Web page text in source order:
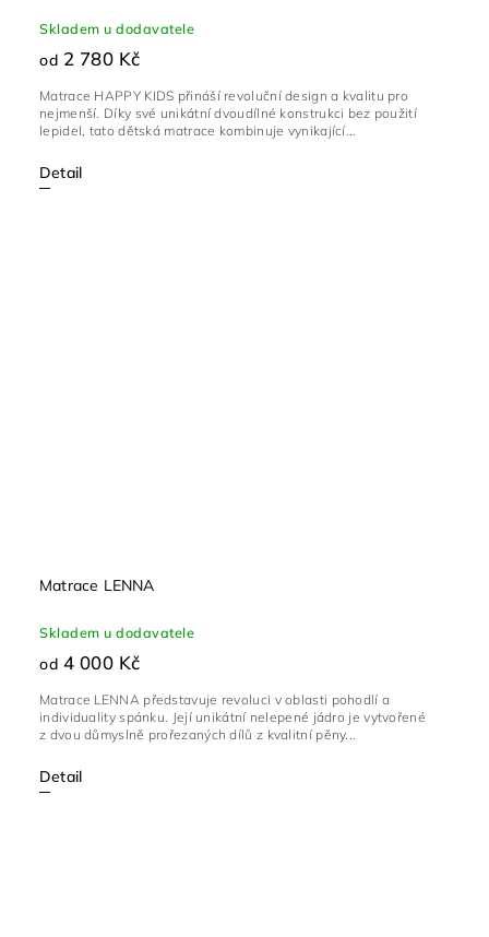
Skladem u dodavatele
od 2 780 Kč
Detail
Matrace HAPPY KIDS přináší revoluční design a kvalitu pro
nejmenší. Díky své unikátní dvoudílné konstrukci bez použití
lepidel, tato dětská matrace kombinuje vynikající...
Matrace LENNA
Skladem u dodavatele
od 4 000 Kč
Detail
Matrace LENNA představuje revoluci v oblasti pohodlí a
individuality spánku. Její unikátní nelepené jádro je vytvořené
z dvou důmyslně prořezaných dílů z kvalitní pěny...